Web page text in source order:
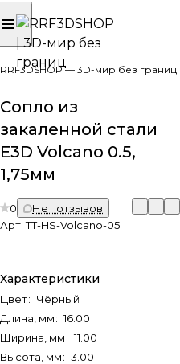
RRF3DSHOP — 3D-мир без границ
Сопло из
закаленной стали
E3D Volcano 0.5,
1,75мм
0
Нет отзывов
Арт.TT-HS-Volcano-05
Характеристики
Цвет: Чёрный
Длина, мм: 16.00
Ширина, мм: 11.00
Высота, мм: 3.00